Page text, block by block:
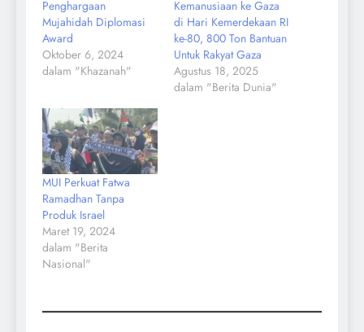
Penghargaan
Mujahidah Diplomasi
Award
Oktober 6, 2024
dalam "Khazanah"
Kemanusiaan ke Gaza
di Hari Kemerdekaan RI
ke-80, 800 Ton Bantuan
Untuk Rakyat Gaza
Agustus 18, 2025
dalam "Berita Dunia"
MUI Perkuat Fatwa
Ramadhan Tanpa
Produk Israel
Maret 19, 2024
dalam "Berita
Nasional"